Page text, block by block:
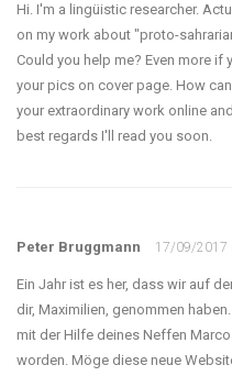
Hi. I'm a lingüistic researcher.
on my work about "proto-
Could you help me? Even more
your pics on cover page. How
your extraordinary work online
best regards I'll read you soon.
Peter Bruggmann 17/09/2017
Ein Jahr ist es her, dass wir auf
dir, Maximilien, genommen
mit der Hilfe deines Neffen
worden. Möge diese neue